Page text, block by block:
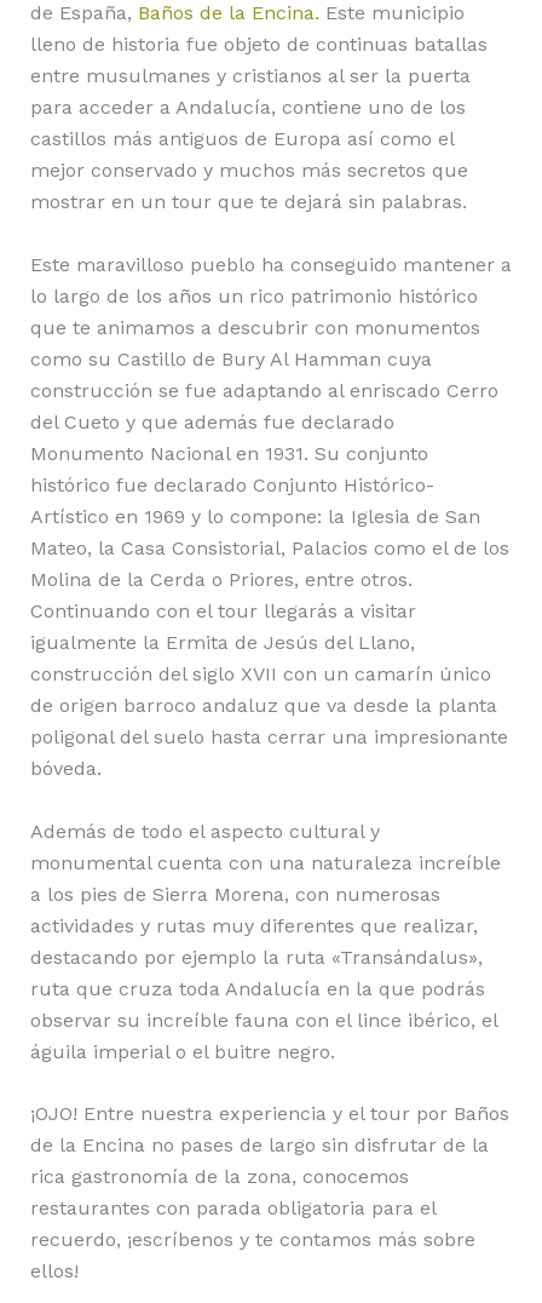
de España, Baños de la Encina. Este municipio
lleno de historia fue objeto de continuas batallas
entre musulmanes y cristianos al ser la puerta
para acceder a Andalucía, contiene uno de los
castillos más antiguos de Europa así como el
mejor conservado y muchos más secretos que
mostrar en un tour que te dejará sin palabras.
Este maravilloso pueblo ha conseguido mantener a
lo largo de los años un rico patrimonio histórico
que te animamos a descubrir con monumentos
como su Castillo de Bury Al Hamman cuya
construcción se fue adaptando al enriscado Cerro
del Cueto y que además fue declarado
Monumento Nacional en 1931. Su conjunto
histórico fue declarado Conjunto Histórico-
Artístico en 1969 y lo compone: la Iglesia de San
Mateo, la Casa Consistorial, Palacios como el de los
Molina de la Cerda o Priores, entre otros.
Continuando con el tour llegarás a visitar
igualmente la Ermita de Jesús del Llano,
construcción del siglo XVII con un camarín único
de origen barroco andaluz que va desde la planta
poligonal del suelo hasta cerrar una impresionante
bóveda.
Además de todo el aspecto cultural y
monumental cuenta con una naturaleza increíble
a los pies de Sierra Morena, con numerosas
actividades y rutas muy diferentes que realizar,
destacando por ejemplo la ruta «Transándalus»,
ruta que cruza toda Andalucía en la que podrás
observar su increíble fauna con el lince ibérico, el
águila imperial o el buitre negro.
¡OJO! Entre nuestra experiencia y el tour por Baños
de la Encina no pases de largo sin disfrutar de la
rica gastronomía de la zona, conocemos
restaurantes con parada obligatoria para el
recuerdo, ¡escríbenos y te contamos más sobre
ellos!